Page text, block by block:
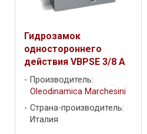
Гидрозамок
одностороннего
действия VBPSE 3/8 A
Производитель:
Oleodinamica Marchesini
Страна-производитель:
Италия